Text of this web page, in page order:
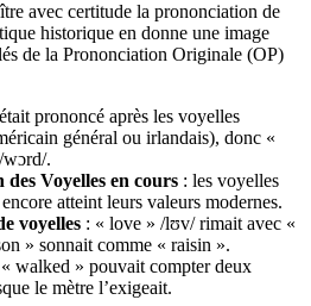
avec certitude la prononciation de
historique en donne une image
de la Prononciation Originale (OP)
prononcé après les voyelles
général ou irlandais), donc «
.
Voyelles en cours : les voyelles
atteint leurs valeurs modernes.
voyelles : « love » /lʊv/ rimait avec «
» sonnait comme « raisin ».
walked » pouvait compter deux
le mètre l’exigeait.